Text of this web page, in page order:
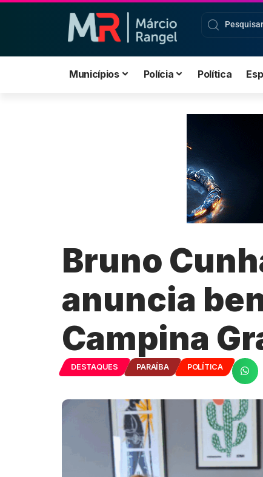
Municípios Polícia Política
Bruno
anuncia
Campina
DESTAQUES PARAÍBA POLÍTICA